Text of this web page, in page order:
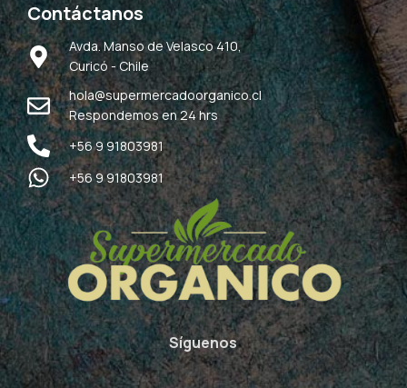
Contáctanos
Avda. Manso de Velasco 410,
Curicó - Chile
hola@supermercadoorganico.cl
Respondemos en 24 hrs
+56 9 91803981
+56 9 91803981
Síguenos